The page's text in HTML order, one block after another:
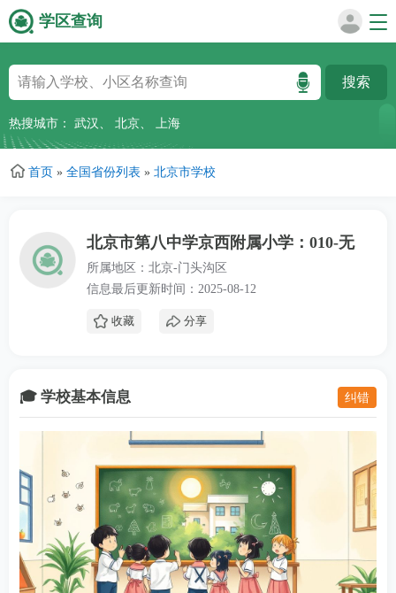
到
主
要
容
学区查询
热搜城市： 武汉 、 北京、 上海
首页 » 全国省份列表 » 北京市学校
北京市第八中学京西附属小学：010-无
所属地区：北京-门头沟区
信息最后更新时间：2025-08-12
收藏 分享
🎓 学校基本信息 纠错